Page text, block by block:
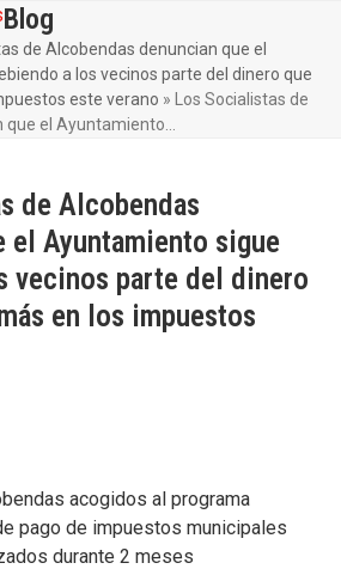
Blog
de Alcobendas denuncian que el
a los vecinos parte del dinero que
este verano »
Los Socialistas de
el Ayuntamiento…
de Alcobendas
el Ayuntamiento sigue
vecinos parte del dinero
en los impuestos
acogidos al programa
pago de impuestos municipales
durante 2 meses